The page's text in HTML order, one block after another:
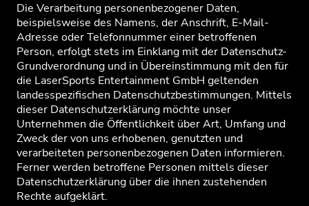
FAQ
Die Verarbeitung personenbezogener Daten,
beispielsweise des Namens, der Anschrift, E-Mail-
Adresse oder Telefonnummer einer betroffenen
Person, erfolgt stets im Einklang mit der Datenschutz-
Grundverordnung und in Übereinstimmung mit den für
die LaserSports Entertainment GmbH geltenden
landesspezifischen Datenschutzbestimmungen. Mittels
dieser Datenschutzerklärung möchte unser
Unternehmen die Öffentlichkeit über Art, Umfang und
Zweck der von uns erhobenen, genutzten und
verarbeiteten personenbezogenen Daten informieren.
Ferner werden betroffene Personen mittels dieser
Datenschutzerklärung über die ihnen zustehenden
Rechte aufgeklärt.